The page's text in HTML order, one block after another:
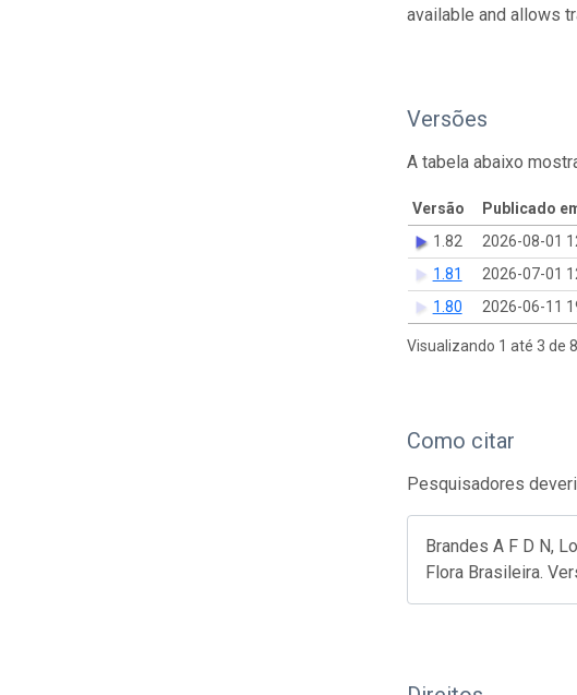
available and allows
Versões
A tabela abaixo
Versão Publicado
1.82
2026-08-01
1.81
2026-07-01
1.80
2026-06-11
Visualizando 1 até 3 de
Como citar
Pesquisadores
Brandes A F D N,
Flora Brasileira.